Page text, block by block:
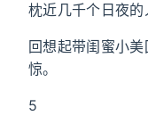
枕近几千个日夜的
回想起带闺蜜小
惊。
5